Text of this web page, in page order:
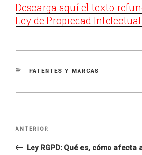
Descarga aquí el texto
Ley de Propiedad Intelectual
CATEGORÍAS
PATENTES Y MARCAS
de
entradas
Entrada
anterior:
ANTERIOR
Ley RGPD: Qué es, cómo afecta